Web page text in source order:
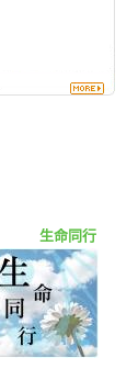
生命同行